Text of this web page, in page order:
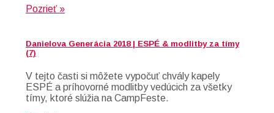
Pozrieť »
Danielova Generácia 2018 | ESPÉ & modlitby za tímy
(7)
V tejto časti si môžete vypočuť chvály kapely
ESPÉ a príhovorné modlitby vedúcich za všetky
tímy, ktoré slúžia na CampFeste.